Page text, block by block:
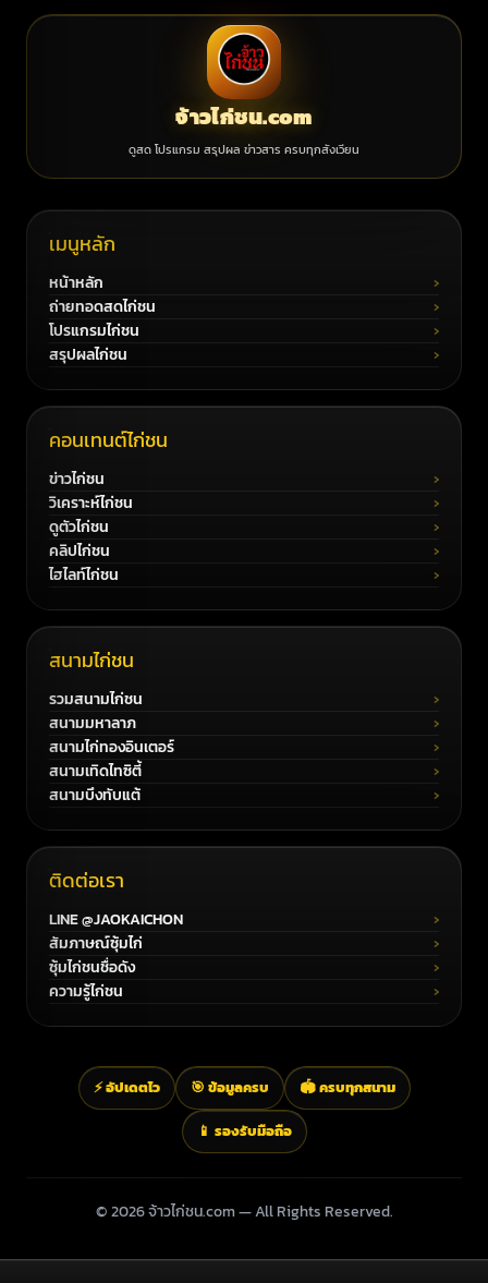
จ้าวไก่ชน.com
ดูสด โปรแกรม สรุปผล ข่าวสาร ครบทุกสังเวียน
เมนูหลัก
หน้าหลัก
ถ่ายทอดสดไก่ชน
โปรแกรมไก่ชน
สรุปผลไก่ชน
คอนเทนต์ไก่ชน
ข่าวไก่ชน
วิเคราะห์ไก่ชน
ดูตัวไก่ชน
คลิปไก่ชน
ไฮไลท์ไก่ชน
สนามไก่ชน
รวมสนามไก่ชน
สนามมหาลาภ
สนามไก่ทองอินเตอร์
สนามเทิดไทซิตี้
สนามบึงทับแต้
ติดต่อเรา
LINE @JAOKAICHON
สัมภาษณ์ซุ้มไก่
ซุ้มไก่ชนชื่อดัง
ความรู้ไก่ชน
⚡ อัปเดตไว 🎯 ข้อมูลครบ 🏟️ ครบทุกสนาม
📱 รองรับมือถือ
© 2026 จ้าวไก่ชน.com — All Rights Reserved.